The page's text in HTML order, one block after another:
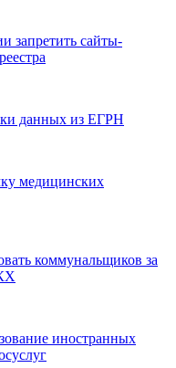
запретить сайты-
данных из ЕГРН
медицинских
коммунальщиков за
иностранных